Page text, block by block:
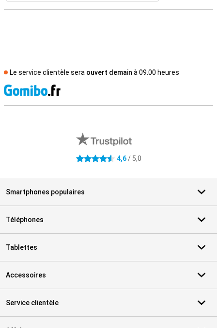
Le service clientèle sera ouvert demain à 09.00 heures
4.6 étoiles 4,6/ 5,0
Smartphones populaires
Téléphones
Tablettes
Accessoires
Service clientèle